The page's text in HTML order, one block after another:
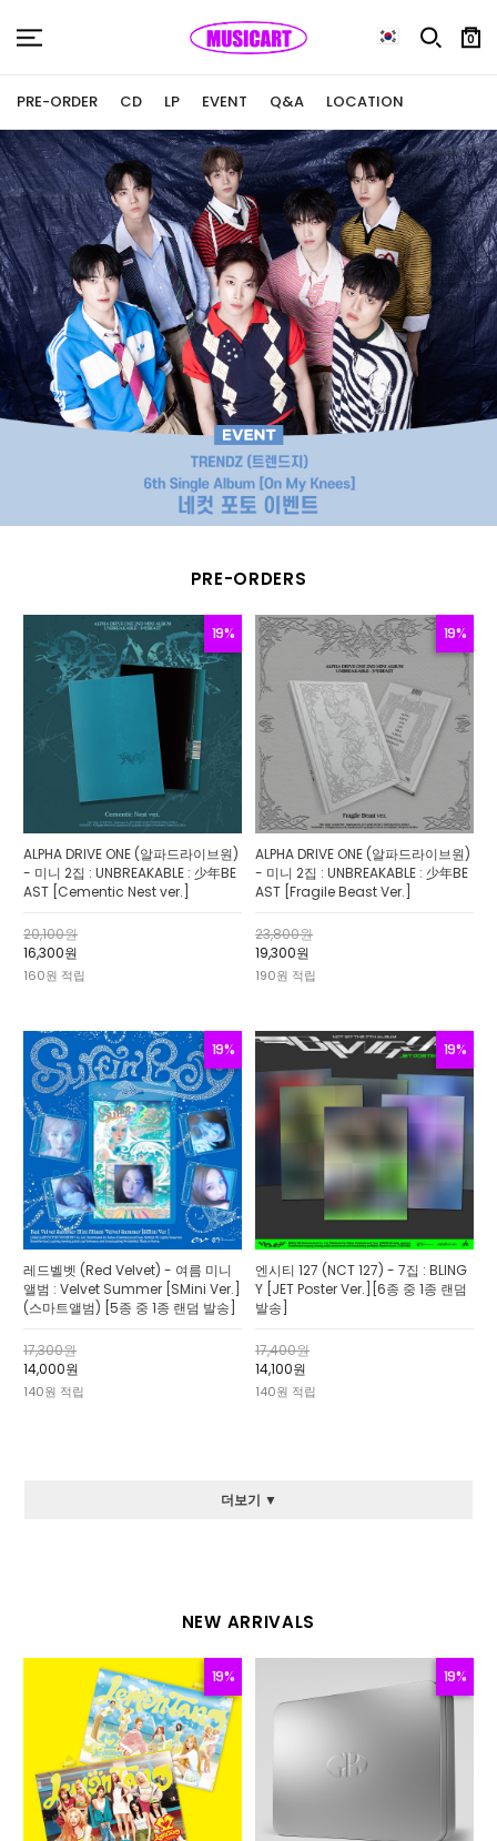
0
PRE-ORDER CD LP EVENT Q&A LOCATION
PRE-ORDERS
19%
ALPHA DRIVE ONE (알파드라이브원)
- 미니 2집 : UNBREAKABLE : 少年BE
AST [Cementic Nest ver.]
20,100원
16,300원
160원 적립
19%
ALPHA DRIVE ONE (알파드라이브원)
- 미니 2집 : UNBREAKABLE : 少年BE
AST [Fragile Beast Ver.]
23,800원
19,300원
190원 적립
19%
레드벨벳 (Red Velvet) - 여름 미니
앨범 : Velvet Summer [SMini Ver.]
(스마트앨범) [5종 중 1종 랜덤 발송]
17,300원
14,000원
140원 적립
19%
엔시티 127 (NCT 127) - 7집 : BLING
Y [JET Poster Ver.][6종 중 1종 랜덤
발송]
17,400원
14,100원
140원 적립
더보기 ▼
NEW ARRIVALS
19% 19%